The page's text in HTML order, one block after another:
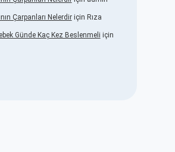
Çarpanları Nelerdiriçin Rıza
Günde Kaç Kez Beslenmeli için